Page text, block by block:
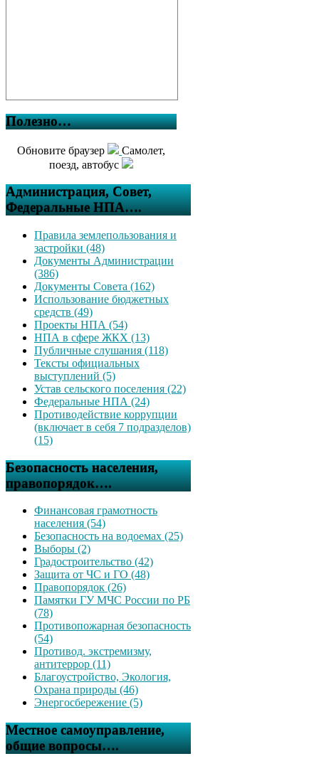
Полезно…
Обновите браузер
Самолет,
поезд, автобус
Администрация, Совет,
Федеральные НПА….
Правила землепользования и
застройки (48)
Документы Администрации
(386)
Документы Совета (162)
Использование бюджетных
средств (49)
Проекты НПА (54)
НПА в сфере ЖКХ (13)
Публичные слушания (118)
Тексты официальных
выступлений (5)
Устав сельского поселения (22)
Федеральные НПА (24)
Противодействие коррупции
(включает в себя 7 подразделов)
(15)
Безопасность населения,
правопорядок….
Финансовая грамотность
населения (54)
Безопасность на водоемах (25)
Выборы (2)
Градостроительство (42)
Защита от ЧС и ГО (48)
Правопорядок (26)
Памятки ГУ МЧС России по РБ
(78)
Противопожарная безопасность
(54)
Противод. экстремизму,
антитеррор (11)
Благоустройство, Экология,
Охрана природы (46)
Энергосбережение (5)
Местное самоуправление,
общие вопросы….